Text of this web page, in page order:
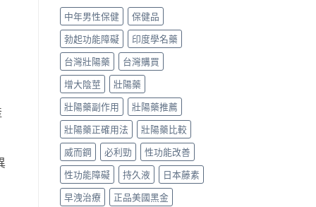
真
假
辨
別〉
中
月
心
得：
成
分、
吃
法、
副
作
用
與
真
假
辨
別〉
中
親
身
經
驗
談
每
保
養、
副
作
用
與
價
格〉
中
而
鋼
差
在
哪？
藥
親
身
比
較
藥
效
時
間、
硬
度、
中年男性保健
保健品
勃起功能障礙
印度學名藥
台灣壯陽藥
台灣購買
增大陰莖
壯陽藥
壯陽藥副作用
壯陽藥推薦
壯陽藥正確用法
壯陽藥比較
威而鋼
必利勁
性功能改善
性功能障礙
持久液
日本藤素
早洩治療
正品美國黑金